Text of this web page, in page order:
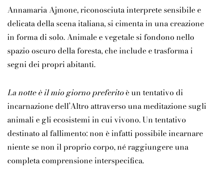
Annamaria Ajmone, riconosciuta interprete sensibile e
delicata della scena italiana, si cimenta in una creazione
in forma di solo. Animale e vegetale si fondono nello
spazio oscuro della foresta, che include e trasforma i
segni dei propri abitanti.
La notte è il mio giorno preferitoè un tentativo di
incarnazione dell’Altro attraverso una meditazione sugli
animali e gli ecosistemi in cui vivono. Un tentativo
destinato al fallimento: non è infatti possibile incarnare
niente se non il proprio corpo, né raggiungere una
completa comprensione interspecifica.